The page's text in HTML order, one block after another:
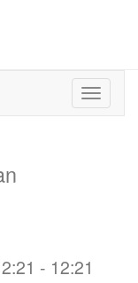
Toggle
- 12:21